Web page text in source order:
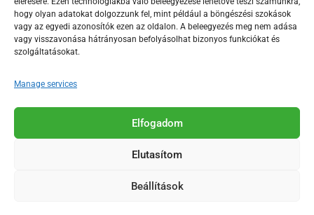
hogy olyan adatokat dolgozzunk fel, mint például a böngészési szokások
vagy az egyedi azonosítók ezen az oldalon. A beleegyezés meg nem adása
vagy visszavonása hátrányosan befolyásolhat bizonyos funkciókat és
szolgáltatásokat.
Manage services
Elfogadom
Elutasítom
Beállítások
a
c
e
o
o
-
o
u
t
b
e
s
i
k
Az Érd Média médiaszolgáltatási tevékenységét a
Médiatanács a Magyar Média Mecenatúra program
2018-2026. © Minden jog fenntartva, Érd Megyei Jogú Város